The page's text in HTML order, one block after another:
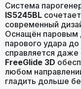
Система
IS5245BL
современный
Оснащён паровым
парового удара
справляется даже
FreeGlide 3D
любом
гладить дольше